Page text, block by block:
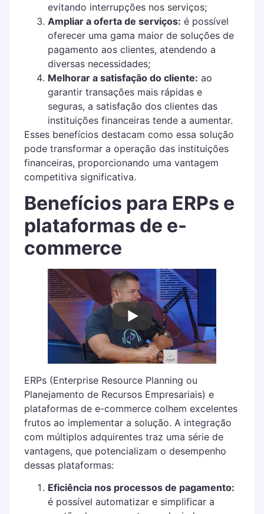
evitando interrupções nos serviços;
Ampliar a oferta de serviços: é possível
oferecer uma gama maior de soluções de
pagamento aos clientes, atendendo a
diversas necessidades;
Melhorar a satisfação do cliente: ao
garantir transações mais rápidas e
seguras, a satisfação dos clientes das
instituições financeiras tende a aumentar.
Esses benefícios destacam como essa solução
pode transformar a operação das instituições
financeiras, proporcionando uma vantagem
competitiva significativa.
Benefícios para ERPs e
plataformas de e-
commerce
ERPs (Enterprise Resource Planning ou
Planejamento de Recursos Empresariais) e
plataformas de e-commerce colhem excelentes
frutos ao implementar a solução. A integração
com múltiplos adquirentes traz uma série de
vantagens, que potencializam o desempenho
dessas plataformas:
Eficiência nos processos de pagamento:
é possível automatizar e simplificar a